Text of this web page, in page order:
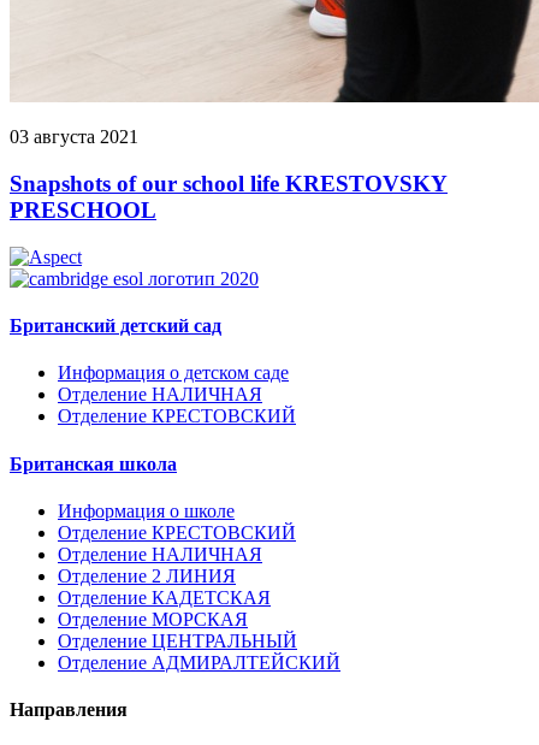
03 августа 2021
Snapshots of our school life KRESTOVSKY
PRESCHOOL
Британский детский сад
Информация о детском саде
Отделение НАЛИЧНАЯ
Отделение КРЕСТОВСКИЙ
Британская школа
Информация о школе
Отделение КРЕСТОВСКИЙ
Отделение НАЛИЧНАЯ
Отделение 2 ЛИНИЯ
Отделение КАДЕТСКАЯ
Отделение МОРСКАЯ
Отделение ЦЕНТРАЛЬНЫЙ
Отделение АДМИРАЛТЕЙСКИЙ
Направления